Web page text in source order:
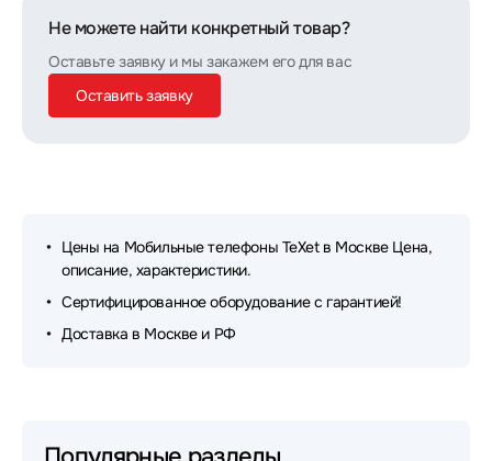
Не можете найти конкретный товар?
Оставьте заявку и мы закажем его для вас
Оставить заявку
Цены на Мобильные телефоны TeXet в Москве Цена,
описание, характеристики.
Сертифицированное оборудование с гарантией!
Доставка в Москве и РФ